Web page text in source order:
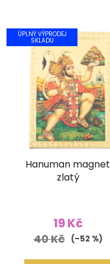
ÚPLNÝ VÝPRODEJ
SKLADU
Hanuman magnet
zlatý
19 Kč
40 Kč (–52 %)